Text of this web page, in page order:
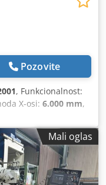
Pozovite
, Funkcionalnost:
X-osi: 6.000 mm,
Z-osi:
hod Y-osi:12.000
, maksimalna brzina
380 V , ulazna
Mali oglas